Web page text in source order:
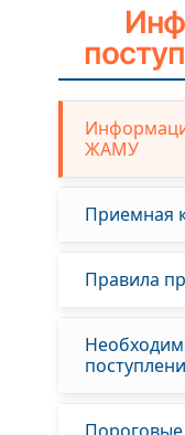
ЖАМУ
Приемная
Правила